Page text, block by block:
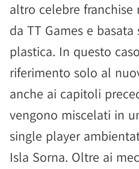
altro celebre
da TT Games e
plastica. In questo
riferimento solo al
anche ai capitoli
vengono miscelati in
single player
Isla Sorna. Oltre ai